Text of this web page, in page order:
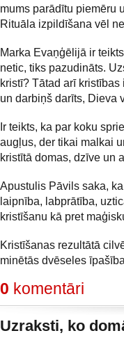
mums parādītu piemēru
Rituāla izpildīšana vēl
Marka Evaņģēlijā ir
netic, tiks pazudināts.
kristī? Tātad arī
un darbiņš darīts, Dieva
Ir teikts, ka par koku
augļus, der tikai malkai
kristītā domas, dzīve un
Apustulis Pāvils saka,
laipnība, labprātība,
kristīšanu kā pret
Kristīšanas rezultātā
minētās dvēseles
0 komentāri
Uzraksti, ko